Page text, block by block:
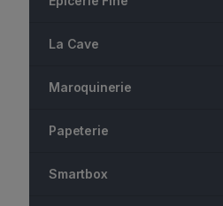
La Cave
Maroquinerie
Papeterie
Smartbox